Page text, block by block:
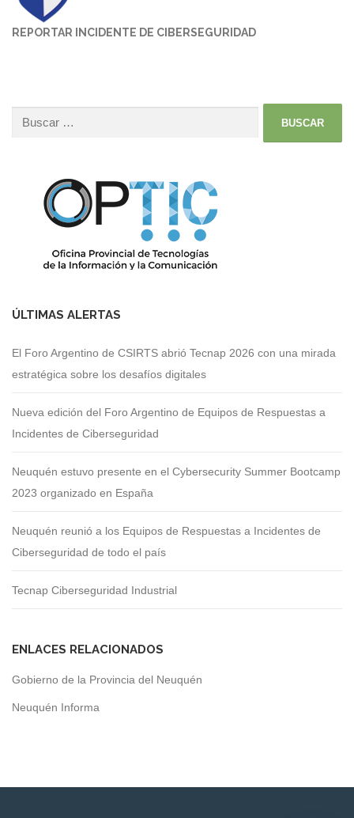
REPORTAR INCIDENTE DE CIBERSEGURIDAD
ÚLTIMAS ALERTAS
El Foro Argentino de CSIRTS abrió Tecnap 2026 con una mirada
estratégica sobre los desafíos digitales
Nueva edición del Foro Argentino de Equipos de Respuestas a
Incidentes de Ciberseguridad
Neuquén estuvo presente en el Cybersecurity Summer Bootcamp
2023 organizado en España
Neuquén reunió a los Equipos de Respuestas a Incidentes de
Ciberseguridad de todo el país
Tecnap Ciberseguridad Industrial
ENLACES RELACIONADOS
Gobierno de la Provincia del Neuquén
Neuquén Informa